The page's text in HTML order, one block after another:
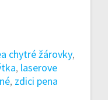
chytré žárovky,
, laserove
, zdici pena